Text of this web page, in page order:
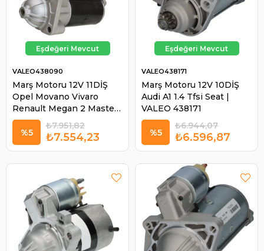
Marş Motoru 12V 11DİŞ
Opel Movano Vivaro
Renault Megan 2 Master
2 Laguna Volvo S60 |
VALEO 438090
VALEO438090
₺7.554,23
₺7.951,82
%5
Marş Motoru 12V 10DİŞ
Audi A1 1.4 Tfsi Seat |
VALEO 438171
VALEO438171
₺6.596,87
₺6.944,07
%5